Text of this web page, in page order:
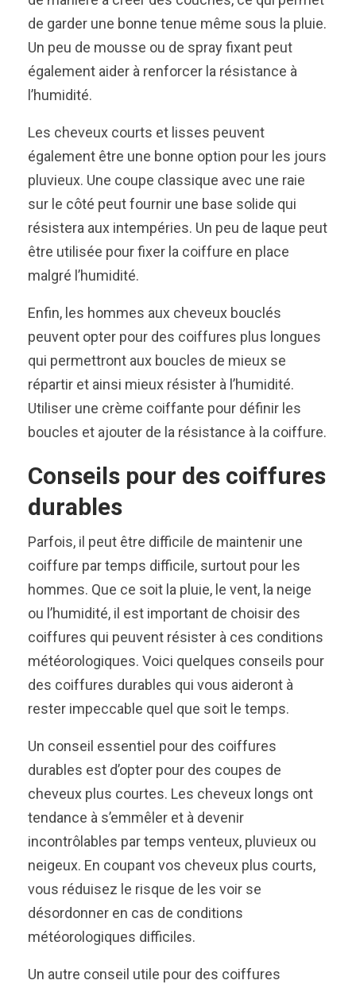
de garder une bonne tenue même sous la pluie.
Un peu de mousse ou de spray fixant peut
également aider à renforcer la résistance à
l’humidité.
Les cheveux courts et lisses peuvent
également être une bonne option pour les jours
pluvieux. Une coupe classique avec une raie
sur le côté peut fournir une base solide qui
résistera aux intempéries. Un peu de laque peut
être utilisée pour fixer la coiffure en place
malgré l’humidité.
Enfin, les hommes aux cheveux bouclés
peuvent opter pour des coiffures plus longues
qui permettront aux boucles de mieux se
répartir et ainsi mieux résister à l’humidité.
Utiliser une crème coiffante pour définir les
boucles et ajouter de la résistance à la coiffure.
Conseils pour des coiffures
durables
Parfois, il peut être difficile de maintenir une
coiffure par temps difficile, surtout pour les
hommes. Que ce soit la pluie, le vent, la neige
ou l’humidité, il est important de choisir des
coiffures qui peuvent résister à ces conditions
météorologiques. Voici quelques conseils pour
des coiffures durables qui vous aideront à
rester impeccable quel que soit le temps.
Un conseil essentiel pour des coiffures
durables est d’opter pour des coupes de
cheveux plus courtes. Les cheveux longs ont
tendance à s’emmêler et à devenir
incontrôlables par temps venteux, pluvieux ou
neigeux. En coupant vos cheveux plus courts,
vous réduisez le risque de les voir se
désordonner en cas de conditions
météorologiques difficiles.
Un autre conseil utile pour des coiffures